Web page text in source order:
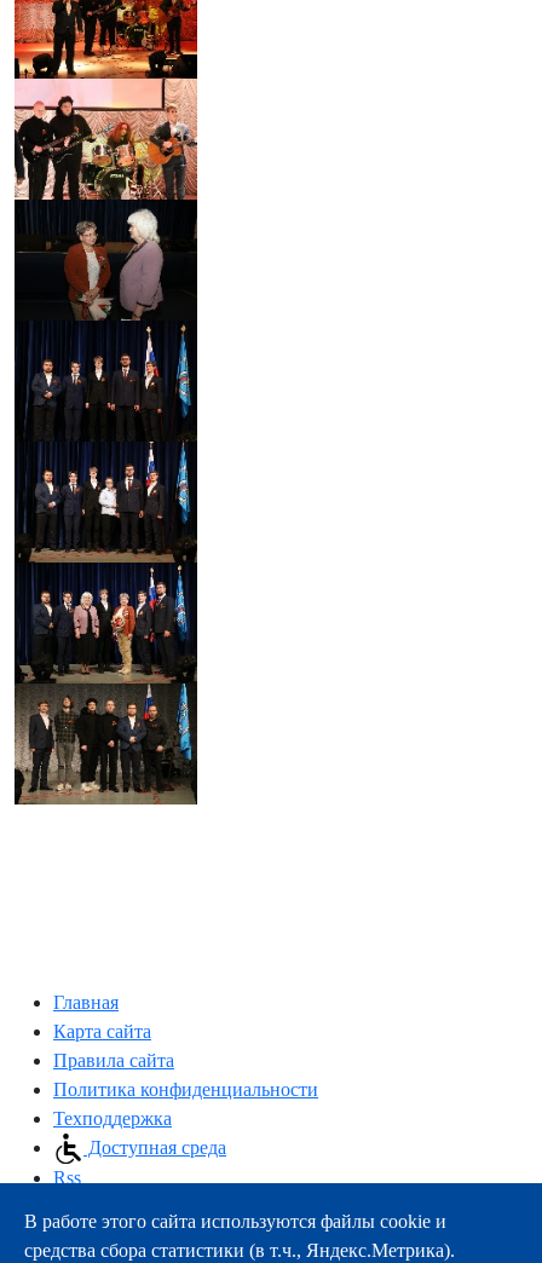
Главная
Карта сайта
Правила сайта
Политика конфиденциальности
Техподдержка
Доступная среда
Rss
163000, г.Архангельск, пр-т Троицкий, 51
тел.:+7 (8182) 21-11-63
В работе этого сайта используются файлы cookie и
средства сбора статистики (в т.ч., Яндекс.Метрика).